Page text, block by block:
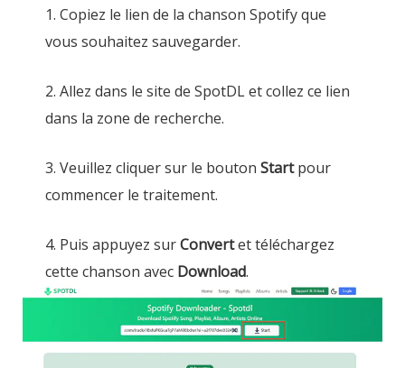
1. Copiez le lien de la chanson Spotify que
vous souhaitez sauvegarder.
2. Allez dans le site de SpotDL et collez ce lien
dans la zone de recherche.
3. Veuillez cliquer sur le bouton Startpour
commencer le traitement.
4. Puis appuyez surConvertet téléchargez
cette chanson avec Download.